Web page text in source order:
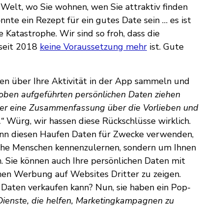
wo Sie wohnen, wen Sie attraktiv finden
ein Rezept für ein gutes Date sein … es ist
Wir sind so froh, dass die
2018 keine Voraussetzung mehr ist. Gute
über Ihre Aktivität in der App sammeln und
aufgeführten persönlichen Daten ziehen
eine Zusammenfassung über die Vorlieben und
Würg, wir hassen diese Rückschlüsse wirklich.
diesen Haufen Daten für Zwecke verwenden,
Menschen kennenzulernen, sondern um Ihnen
können auch Ihre persönlichen Daten mit
Werbung auf Websites Dritter zu zeigen.
verkaufen kann? Nun, sie haben ein Pop-
die helfen, Marketingkampagnen zu